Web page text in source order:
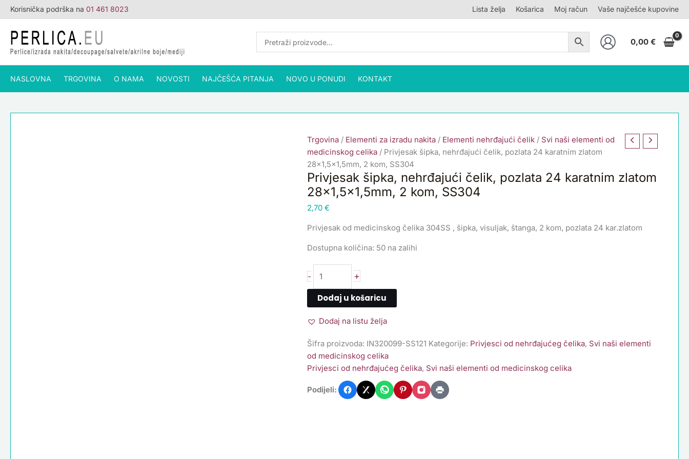
Skip
to
content
Korisnička podrška na 01 461 8023 Lista želja Košarica Moj račun Vaše najčešće kupovine
0,00 €
NASLOVNA TRGOVINA O NAMA NOVOSTI NAJČEŠĆA PITANJA NOVO U PONUDI KONTAKT
Trgovina/ Elementi za izradu nakita/ Elementi nehrđajući čelik/ Svi naši elementi od
medicinskog celika/ Privjesak šipka, nehrđajući čelik, pozlata 24 karatnim zlatom
28×1,5×1,5mm, 2 kom, SS304
Privjesak šipka, nehrđajući čelik, pozlata 24 karatnim zlatom
28×1,5×1,5mm, 2 kom, SS304
2,70 €
Privjesak od medicinskog čelika 304SS , šipka, visuljak, štanga, 2 kom, pozlata 24 kar.zlatom
Dostupna količina: 50 na zalihi
-
šipka,
nehrđajući
čelik,
pozlata
24
karatnim
zlatom
2
SS304
količina
+
Dodaj u košaricu
Dodaj na listu želja
Šifra proizvoda: IN320099-SS121 Kategorije: Privjesci od nehrđajućeg čelika, Svi naši elementi
od medicinskog celika
Privjesci od nehrđajućeg čelika, Svi naši elementi od medicinskog celika
Podijeli: